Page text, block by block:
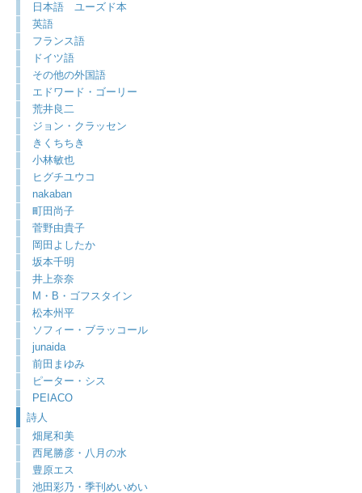
日本語 ユーズド本
英語
フランス語
ドイツ語
その他の外国語
エドワード・ゴーリー
荒井良二
ジョン・クラッセン
きくちちき
小林敏也
ヒグチユウコ
nakaban
町田尚子
菅野由貴子
岡田よしたか
坂本千明
井上奈奈
M・B・ゴフスタイン
松本州平
ソフィー・ブラッコール
junaida
前田まゆみ
ピーター・シス
PEIACO
詩人
畑尾和美
西尾勝彦・八月の水
豊原エス
池田彩乃・季刊めいめい